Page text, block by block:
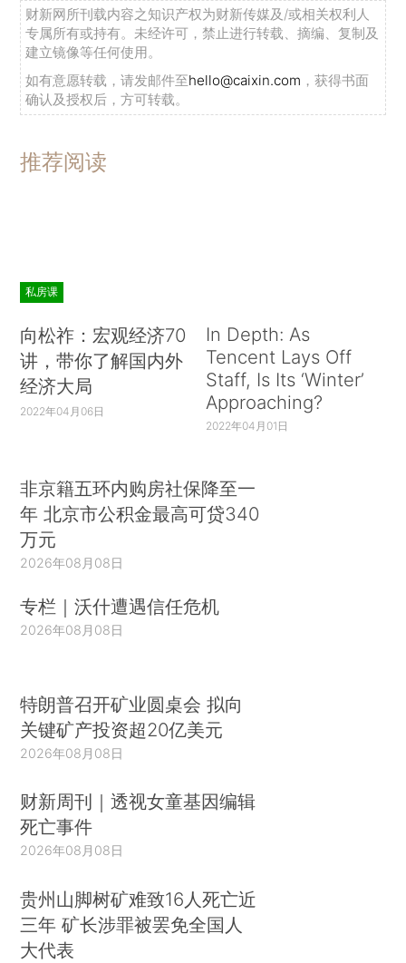
财新网所刊载内容之知识产权为财新传媒及/或相关权利人
专属所有或持有。未经许可，禁止进行转载、摘编、复制及
建立镜像等任何使用。
如有意愿转载，请发邮件至hello@caixin.com ，获得书面
确认及授权后，方可转载。
推荐阅读
私房课
向松祚：宏观经济70
讲，带你了解国内外
经济大局
2022年04月06日
In Depth: As
Tencent Lays Off
Staff, Is Its ‘Winter’
Approaching?
2022年04月01日
非京籍五环内购房社保降至一
年 北京市公积金最高可贷340
万元
2026年08月08日
专栏｜沃什遭遇信任危机
2026年08月08日
特朗普召开矿业圆桌会 拟向
关键矿产投资超20亿美元
2026年08月08日
财新周刊｜透视女童基因编辑
死亡事件
2026年08月08日
贵州山脚树矿难致16人死亡近
三年 矿长涉罪被罢免全国人
大代表